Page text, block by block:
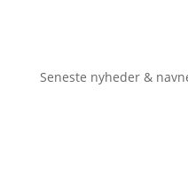
Seneste nyheder &